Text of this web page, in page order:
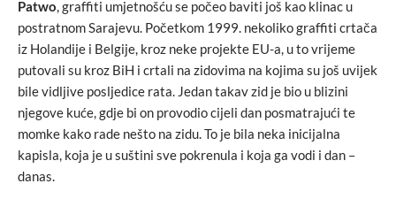
Patwo, graffiti umjetnošću se počeo baviti još kao klinac u
postratnom Sarajevu. Početkom 1999. nekoliko graffiti crtača
iz Holandije i Belgije, kroz neke projekte EU-a, u to vrijeme
putovali su kroz BiH i crtali na zidovima na kojima su još uvijek
bile vidljive posljedice rata. Jedan takav zid je bio u blizini
njegove kuće, gdje bi on provodio cijeli dan posmatrajući te
momke kako rade nešto na zidu. To je bila neka inicijalna
kapisla, koja je u suštini sve pokrenula i koja ga vodi i dan –
danas.